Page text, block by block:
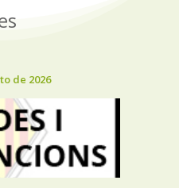
de 2026